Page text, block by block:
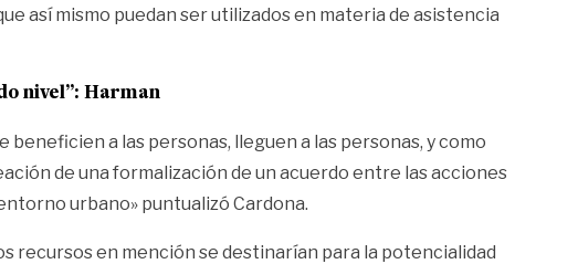
así mismo puedan ser utilizados en materia de asistencia
nivel”: Harman
a las personas, lleguen a las personas, y como
de una formalización de un acuerdo entre las acciones
urbano» puntualizó Cardona.
recursos en mención se destinarían para la potencialidad